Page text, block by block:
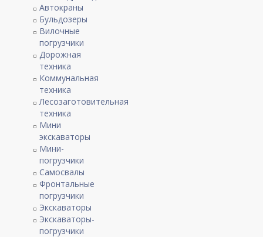
Автокраны
Бульдозеры
Вилочные
погрузчики
Дорожная
техника
Коммунальная
техника
Лесозаготовительная
техника
Мини
экскаваторы
Мини-
погрузчики
Самосвалы
Фронтальные
погрузчики
Экскаваторы
Экскаваторы-
погрузчики